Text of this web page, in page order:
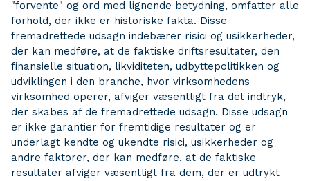
"forvente" og ord med lignende betydning, omfatter alle
forhold, der ikke er historiske fakta. Disse
fremadrettede udsagn indebærer risici og usikkerheder,
der kan medføre, at de faktiske driftsresultater, den
finansielle situation, likviditeten, udbyttepolitikken og
udviklingen i den branche, hvor virksomhedens
virksomhed operer, afviger væsentligt fra det indtryk,
der skabes af de fremadrettede udsagn. Disse udsagn
er ikke garantier for fremtidige resultater og er
underlagt kendte og ukendte risici, usikkerheder og
andre faktorer, der kan medføre, at de faktiske
resultater afviger væsentligt fra dem, der er udtrykt